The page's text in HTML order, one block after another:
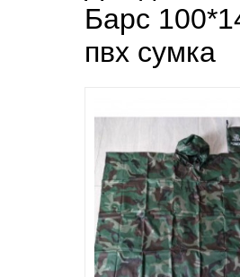
Барс
пвх сумка